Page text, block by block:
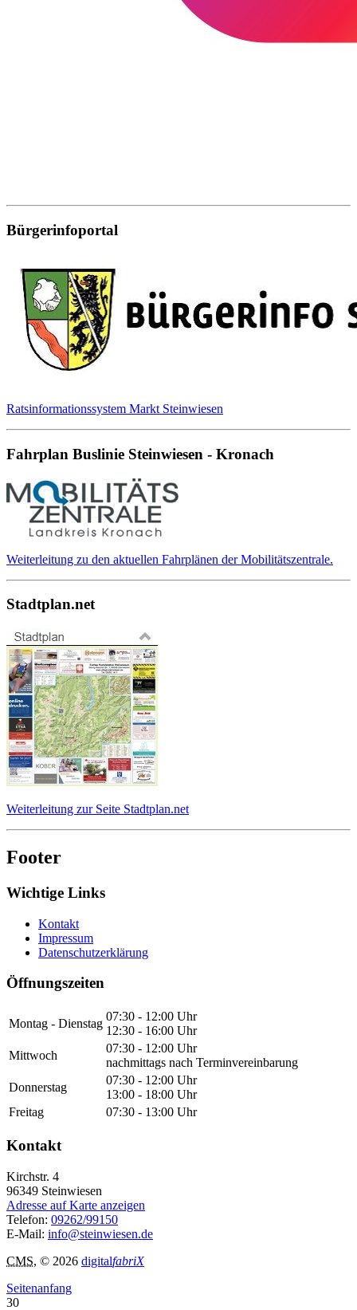
Bürgerinfoportal
Ratsinformationssystem Markt Steinwiesen
Fahrplan Buslinie Steinwiesen - Kronach
Weiterleitung zu den aktuellen Fahrplänen der Mobilitätszentrale.
Stadtplan.net
Weiterleitung zur Seite Stadtplan.net
Footer
Wichtige Links
Kontakt
Impressum
Datenschutzerklärung
Öffnungszeiten
Montag - Dienstag
07:30 - 12:00 Uhr
12:30 - 16:00 Uhr
Mittwoch
07:30 - 12:00 Uhr
nachmittags nach Terminvereinbarung
Donnerstag
07:30 - 12:00 Uhr
13:00 - 18:00 Uhr
Freitag
07:30 - 13:00 Uhr
Kontakt
Kirchstr. 4
96349 Steinwiesen
Adresse auf Karte anzeigen
Telefon: 09262/99150
E-Mail: info@steinwiesen.de
CMS, © 2026 digitalfabriX
Seitenanfang
30